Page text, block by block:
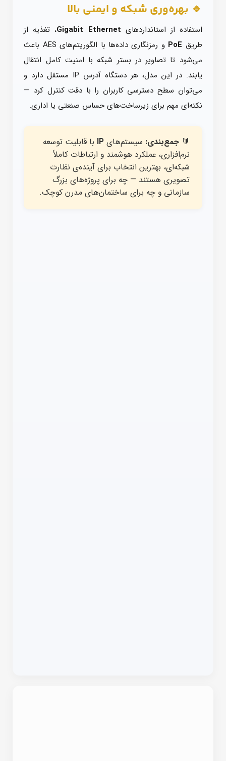
🔹 بهره‌وری شبکه و ایمنی بالا
استفاده از استانداردهای Gigabit Ethernet، تغذیه از
طریق PoE
و رمزنگاری داده‌ها با الگوریتم‌های AES باعث
می‌شود تا تصاویر در بستر شبکه با امنیت کامل انتقال
یابند. در این مدل، هر دستگاه آدرس IP مستقل دارد و
می‌توان سطح دسترسی کاربران را با دقت کنترل کرد —
نکته‌ای مهم برای زیرساخت‌های حساس صنعتی یا اداری.
🔰جمع‌بندی: سیستم‌هایIP با قابلیت توسعه
نرم‌افزاری، عملکرد هوشمند و ارتباطات کاملاً
شبکه‌ای، بهترین انتخاب برای آینده‌ی نظارت
تصویری هستند — چه برای پروژه‌های بزرگ
سازمانی و چه برای ساختمان‌های مدرن کوچک.